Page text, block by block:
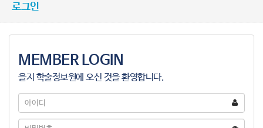
로그인
MEMBER LOGIN
을지 학술정보원에 오신 것을 환영합니다.
아
디
비